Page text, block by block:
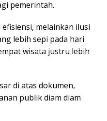
pemerintah.
melainkan ilusi
lebih sepi pada hari
wisata justru lebih
di atas dokumen,
publik diam diam